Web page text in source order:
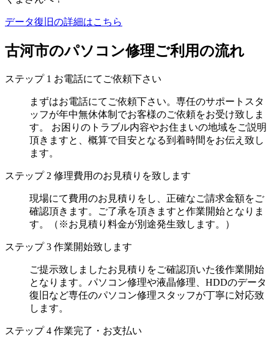
データ復旧の詳細はこちら
古河市のパソコン修理ご利用の流れ
ステップ 1 お電話にてご依頼下さい
まずはお電話にてご依頼下さい。専任のサポートスタ
ッフが年中無休体制でお客様のご依頼をお受け致しま
す。 お困りのトラブル内容やお住まいの地域をご説明
頂きますと、概算で目安となる到着時間をお伝え致し
ます。
ステップ 2 修理費用のお見積りを致します
現場にて費用のお見積りをし、正確なご請求金額をご
確認頂きます。ご了承を頂きますと作業開始となりま
す。（※お見積り料金が別途発生致します。）
ステップ 3 作業開始致します
ご提示致しましたお見積りをご確認頂いた後作業開始
となります。パソコン修理や液晶修理、HDDのデータ
復旧など専任のパソコン修理スタッフが丁寧に対応致
します。
ステップ 4 作業完了・お支払い